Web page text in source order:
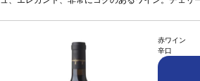
るかもしれない。多くの縛りから解放された身とし
究心を満たすように、彩られた塊が烈火し混ざり合
オ・ウーキー 油彩キャンバス、寸法65cm x 81 cm
ートコレクションより 大胆で艶やかな色使いと気迫
品が、80歳を超えるアーティストによって生み出
るかもしれない。多くの縛りから解放された身とし
赤ワイン
辛口